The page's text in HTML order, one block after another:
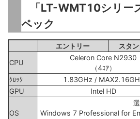
「LT-WMT10シリー
ペック
エントリー スタ
CPU
Celeron Core N2930
（4ｺｱ）
ｸﾛｯｸ
1.83GHz /
GPU
Intel HD
OS
Windows 7 Professional for